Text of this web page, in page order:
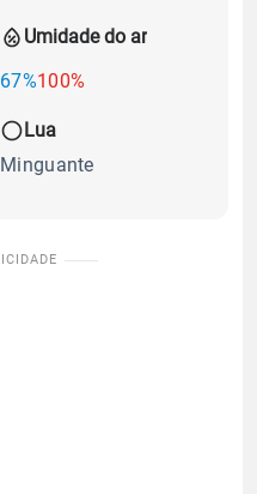
Umidade do ar
67%100%
Lua
Minguante